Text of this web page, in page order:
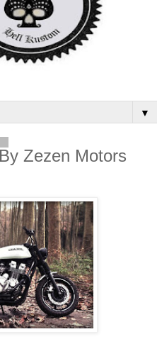
▼
Zezen Motors